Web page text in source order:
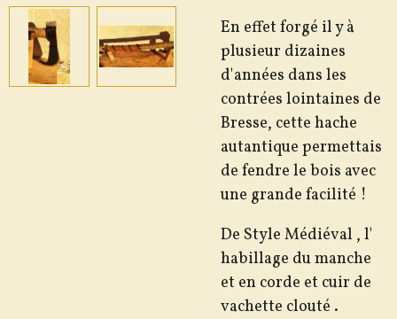
En effet forgé il y à
plusieur dizaines
d'années dans les
contrées lointaines de
Bresse, cette hache
autantique permettais
de fendre le bois avec
une grande facilité !
De Style Médiéval , l'
habillage du manche
et en corde et cuir de
vachette clouté .